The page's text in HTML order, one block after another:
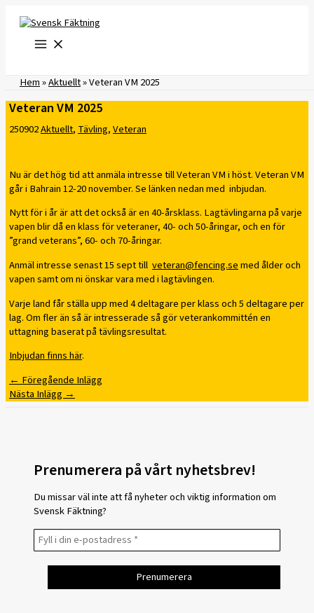
innehåll
Hem»Aktuellt»Veteran VM 2025
Veteran VM 2025
250902Aktuellt,Tävling,Veteran
Nu är det hög tid att anmäla intresse till Veteran VM i höst. Veteran VM
går i Bahrain 12-20 november. Se länken nedan med inbjudan.
Nytt för i år är att det också är en 40-årsklass. Lagtävlingarna på varje
vapen blir då en klass för veteraner, 40- och 50-åringar, och en för
”grand veterans”, 60- och 70-åringar.
Anmäl intresse senast 15 sept till veteran@fencing.semed ålder och
vapen samt om ni önskar vara med i lagtävlingen.
Varje land får ställa upp med 4 deltagare per klass och 5 deltagare per
lag. Om fler än så är intresserade så gör veterankommittén en
uttagning baserat på tävlingsresultat.
Inbjudan finns här.
← Föregående Inlägg
Nästa Inlägg →
Prenumerera på vårt nyhetsbrev!
Du missar väl inte att få nyheter och viktig information om
Svensk Fäktning?